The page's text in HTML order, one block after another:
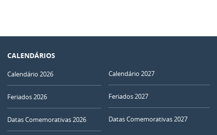
CALENDÁRIOS
Calendário 2026
Feriados 2026
Datas Comemorativas 2026
Calendário 2027
Feriados 2027
Datas Comemorativas 2027